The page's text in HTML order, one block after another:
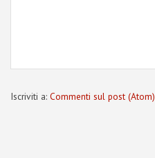
Iscriviti a: Commenti sul post (Atom)